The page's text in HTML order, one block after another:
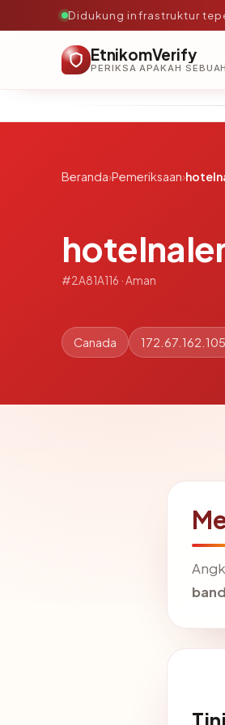
Didukung infrastruktur
EtnikomVerify
Beranda›Pemeriksaan›
#2A81A116 · Aman
Canada 172.67.162.105